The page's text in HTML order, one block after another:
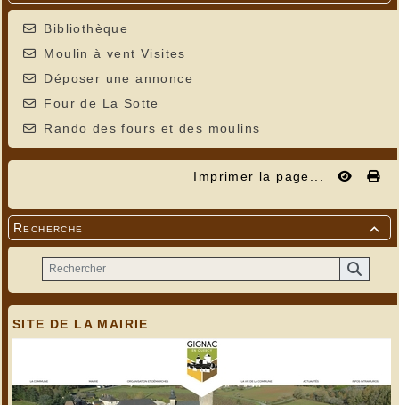
Bibliothèque
Moulin à vent Visites
Déposer une annonce
Four de La Sotte
Rando des fours et des moulins
Imprimer la page...

Recherche
SITE DE LA MAIRIE